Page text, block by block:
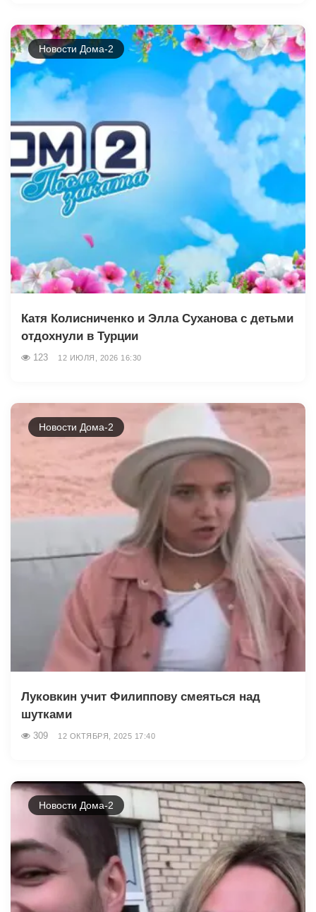
Новости Дома-2
Катя Колисниченко и Элла Суханова с детьми
отдохнули в Турции
123 12 ИЮЛЯ, 2026 16:30
Новости Дома-2
Луковкин учит Филиппову смеяться над
шутками
309 12 ОКТЯБРЯ, 2025 17:40
Новости Дома-2